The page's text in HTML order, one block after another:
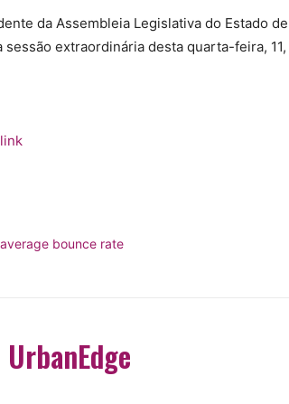
da Assembleia Legislativa do Estado
sessão extraordinária desta quarta-feira,
bounce rate